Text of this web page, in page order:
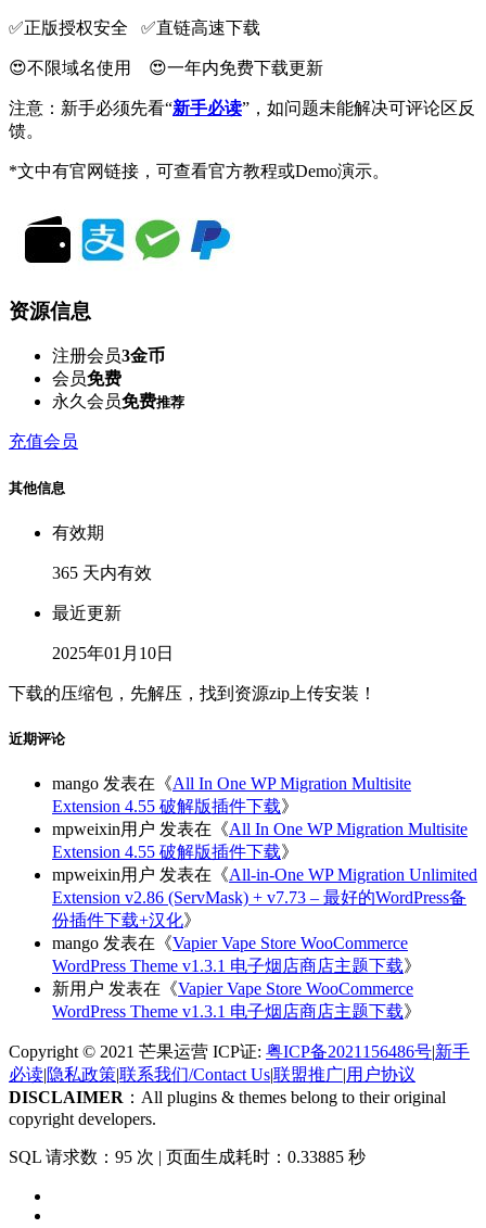
✅️正版授权安全 ✅️直链高速下载
😍不限域名使用 😍一年内免费下载更新
注意：新手必须先看“新手必读”，如问题未能解决可评论区反
馈。
*文中有官网链接，可查看官方教程或Demo演示。
资源信息
注册会员3金币
会员免费
永久会员免费推荐
充值会员
其他信息
有效期
365 天内有效
最近更新
2025年01月10日
下载的压缩包，先解压，找到资源zip上传安装！
近期评论
mango 发表在《All In One WP Migration Multisite
Extension 4.55 破解版插件下载》
mpweixin用户 发表在《All In One WP Migration Multisite
Extension 4.55 破解版插件下载》
mpweixin用户 发表在《All-in-One WP Migration Unlimited
Extension v2.86 (ServMask) + v7.73 – 最好的WordPress备
份插件下载+汉化》
mango 发表在《Vapier Vape Store WooCommerce
WordPress Theme v1.3.1 电子烟店商店主题下载》
新用户 发表在《Vapier Vape Store WooCommerce
WordPress Theme v1.3.1 电子烟店商店主题下载》
Copyright © 2021 芒果运营 ICP证: 粤ICP备2021156486号|新手
必读|隐私政策|联系我们/Contact Us|联盟推广|用户协议
DISCLAIMER ：All plugins & themes belong to their original
copyright developers.
SQL 请求数：95 次 | 页面生成耗时：0.33885 秒